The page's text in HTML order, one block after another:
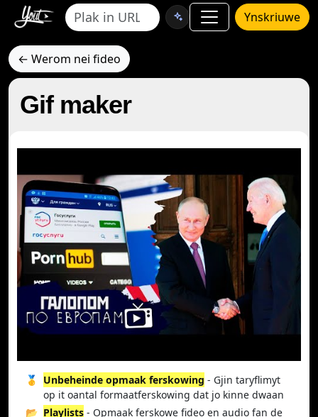
Ynskriuwe
← Werom nei fideo
Gif maker
🥇 Unbeheinde opmaak ferskowing - Gjin taryflimyt
op it oantal formaatferskowing dat jo kinne dwaan
📂 Playlists - Opmaak ferskowe fideo en audio fan de